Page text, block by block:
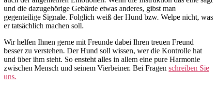
und die dazugehörige Gebärde etwas anderes, gibst man
gegenteilige Signale. Folglich weiß der Hund bzw. Welpe nicht, was
er tatsächlich machen soll.
Wir helfen Ihnen gerne mit Freunde dabei Ihren treuen Freund
besser zu verstehen. Der Hund soll wissen, wer die Kontrolle hat
und über ihm steht. So ensteht alles in allem eine pure Harmonie
zwischen Mensch und seinem Vierbeiner. Bei Fragen schreiben Sie
uns.